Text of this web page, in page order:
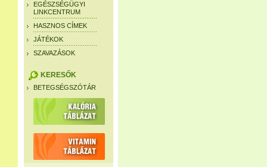
EGÉSZSÉGÜGYI
LINKCENTRUM
HASZNOS CÍMEK
JÁTÉKOK
SZAVAZÁSOK
KERESŐK
BETEGSÉGSZÓTÁR